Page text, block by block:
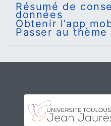
Résumé de
données
Obtenir l’app
Passer au thème